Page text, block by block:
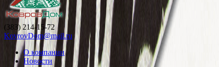
(383) 214-15-72
KovrovDom@mail.ru
О компании
Новости